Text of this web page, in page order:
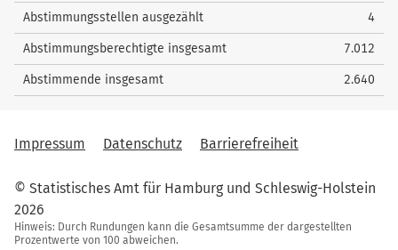
Abstimmungsstellen ausgezählt 4
Abstimmungsberechtigte insgesamt 7.012
Abstimmende insgesamt 2.640
Impressum Datenschutz Barrierefreiheit
© Statistisches Amt für Hamburg und Schleswig-Holstein
2026
Hinweis: Durch Rundungen kann die Gesamtsumme der dargestellten
Prozentwerte von 100 abweichen.